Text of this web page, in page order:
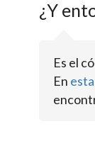
¿Y
Es el
En